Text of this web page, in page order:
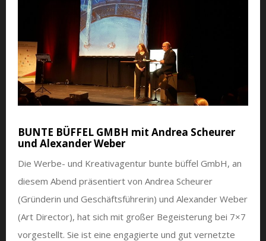
BUNTE BÜFFEL GMBH mit Andrea Scheurer
und Alexander Weber
Die Werbe- und Kreativagentur bunte büffel GmbH, an
diesem Abend präsentiert von Andrea Scheurer
(Gründerin und Geschäftsführerin) und Alexander Weber
(Art Director), hat sich mit großer Begeisterung bei 7×7
vorgestellt. Sie ist eine engagierte und gut vernetzte